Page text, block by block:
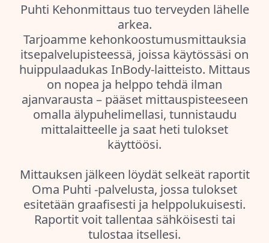
Puhti Kehonmittaus tuo terveyden lähelle
arkea.
Tarjoamme kehonkoostumusmittauksia
itsepalvelupisteessä, joissa käytössäsi on
huippulaadukas InBody-laitteisto. Mittaus
on nopea ja helppo tehdä ilman
ajanvarausta – pääset mittauspisteeseen
omalla älypuhelimellasi, tunnistaudu
mittalaitteelle ja saat heti tulokset
käyttöösi.
Mittauksen jälkeen löydät selkeät raportit
Oma Puhti -palvelusta, jossa tulokset
esitetään graafisesti ja helppolukuisesti.
Raportit voit tallentaa sähköisesti tai
tulostaa itsellesi.